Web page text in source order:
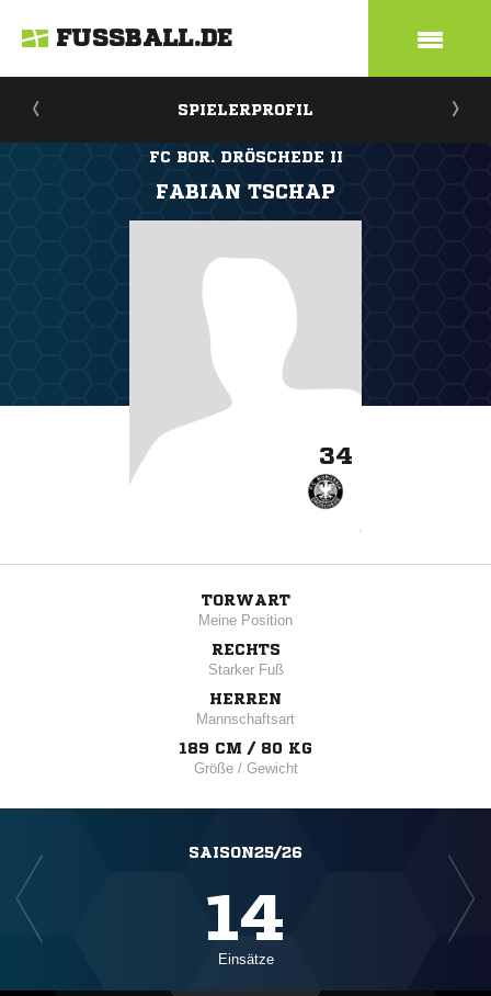
FUSSBALL.DE
SPIELERPROFIL
FC BOR. DRÖSCHEDE II
FABIAN TSCHAP
34
TORWART
Meine Position
RECHTS
Starker Fuß
HERREN
Mannschaftsart
189 CM / 80 KG
Größe / Gewicht
SAISON25/26
14
Einsätze